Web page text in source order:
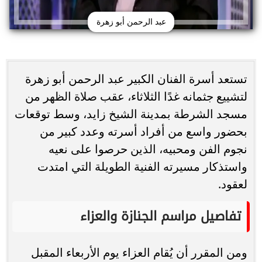
عبد الرحمن أبو زهرة
تستعد أسرة الفنان الكبير عبد الرحمن أبو زهرة
لتشييع جثمانه غدًا الثلاثاء، عقب صلاة الظهر من
مسجد الشرطة بمدينة الشيخ زايد، وسط توقعات
بحضور واسع من أفراد أسرته وعدد كبير من
نجوم الفن ومحبيه، الذين حرصوا على نعيه
واستذكار مسيرته الفنية الطويلة التي امتدت
لعقود.
تفاصيل مراسم الجنازة والعزاء
ومن المقرر أن يُقام العزاء يوم الأربعاء المقبل